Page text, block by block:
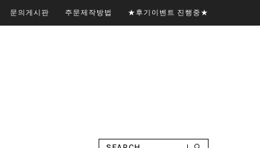
문의게시판 주문제작방법 ★후기이벤트 진행중★